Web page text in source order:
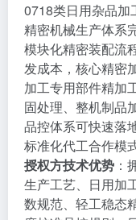
0718类日用杂品加
精密机械生产体系
模块化精密装配流
发成本，核心精密
加工专用部件精加
固处理、整机制品
品控体系可快速落
标准化代工合作模式
授权方技术优势 ：
生产工艺、日用加
数规范、轻工稳态